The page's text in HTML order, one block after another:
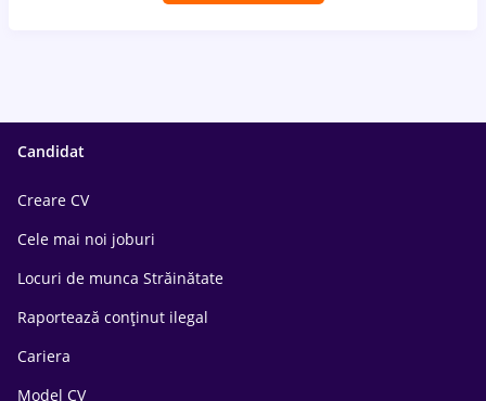
Candidat
Creare CV
Cele mai noi joburi
Locuri de munca Străinătate
Raportează conținut ilegal
Cariera
Model CV